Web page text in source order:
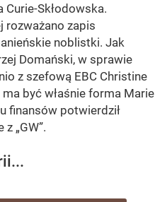
Curie-Skłodowska.
rozważano zapis
noblistki. Jak
Domański, w sprawie
z szefową EBC Christine
być właśnie forma Marie
finansów potwierdził
„GW”.